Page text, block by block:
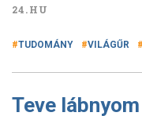
24.HU
TUDOMÁNY VILÁGŰR
Teve